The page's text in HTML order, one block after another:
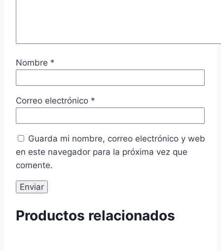
Nombre *
Correo electrónico *
Guarda mi nombre, correo electrónico y web
en este navegador para la próxima vez que
comente.
Productos relacionados